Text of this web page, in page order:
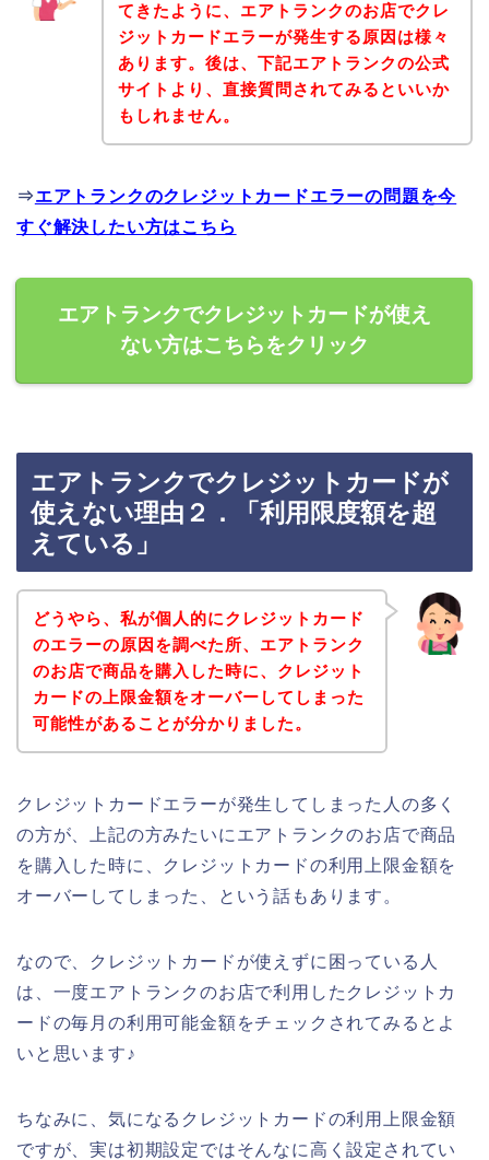
てきたように、エアトランクのお店でクレ
ジットカードエラーが発生する原因は様々
あります。後は、下記エアトランクの公式
サイトより、直接質問されてみるといいか
もしれません。
⇒エアトランクのクレジットカードエラーの問題を今
すぐ解決したい方はこちら
エアトランクでクレジットカードが使え
ない方はこちらをクリック
エアトランクでクレジットカードが
使えない理由２．「利用限度額を超
えている」
どうやら、私が個人的にクレジットカード
のエラーの原因を調べた所、エアトランク
のお店で商品を購入した時に、クレジット
カードの上限金額をオーバーしてしまった
可能性があることが分かりました。
クレジットカードエラーが発生してしまった人の多く
の方が、上記の方みたいにエアトランクのお店で商品
を購入した時に、クレジットカードの利用上限金額を
オーバーしてしまった、という話もあります。
なので、クレジットカードが使えずに困っている人
は、一度エアトランクのお店で利用したクレジットカ
ードの毎月の利用可能金額をチェックされてみるとよ
いと思います♪
ちなみに、気になるクレジットカードの利用上限金額
ですが、実は初期設定ではそんなに高く設定されてい